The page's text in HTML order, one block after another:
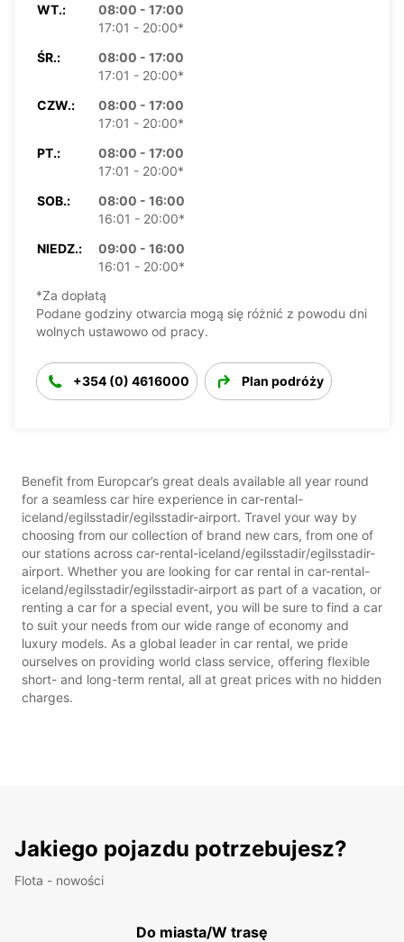
WT.:
08:00 - 17:00
17:01 - 20:00*
ŚR.:
08:00 - 17:00
17:01 - 20:00*
CZW.:
08:00 - 17:00
17:01 - 20:00*
PT.:
08:00 - 17:00
17:01 - 20:00*
SOB.:
08:00 - 16:00
16:01 - 20:00*
NIEDZ.:
09:00 - 16:00
16:01 - 20:00*
*Za dopłatą
Podane godziny otwarcia mogą się różnić z powodu dni
wolnych ustawowo od pracy.
+354 (0) 4616000 Plan podróży
Benefit from Europcar’s great deals available all year round
for a seamless car hire experience in car-rental-
iceland/egilsstadir/egilsstadir-airport. Travel your way by
choosing from our collection of brand new cars, from one of
our stations across car-rental-iceland/egilsstadir/egilsstadir-
airport. Whether you are looking for car rental in car-rental-
iceland/egilsstadir/egilsstadir-airport as part of a vacation, or
renting a car for a special event, you will be sure to find a car
to suit your needs from our wide range of economy and
luxury models. As a global leader in car rental, we pride
ourselves on providing world class service, offering flexible
short- and long-term rental, all at great prices with no hidden
charges.
Jakiego pojazdu potrzebujesz?
Flota - nowości
Do miasta/W trasę